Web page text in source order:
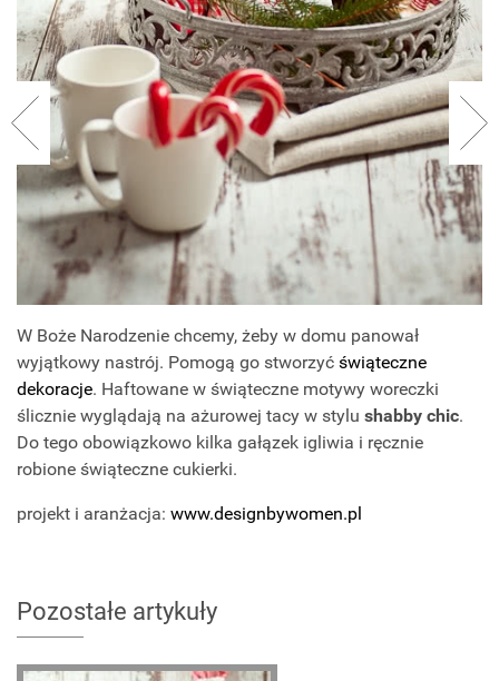
W Boże Narodzenie chcemy, żeby w domu panował
wyjątkowy nastrój. Pomogą go stworzyć świąteczne
dekoracje. Haftowane w świąteczne motywy woreczki
ślicznie wyglądają na ażurowej tacy w stylu shabby chic.
Do tego obowiązkowo kilka gałązek igliwia i ręcznie
robione świąteczne cukierki.
projekt i aranżacja: www.designbywomen.pl
Pozostałe artykuły